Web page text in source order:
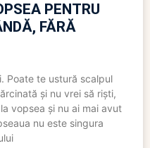
PENTRU
FĂRĂ
Poate te ustură scalpul
și nu vrei să riști,
vopsea și nu ai mai avut
nu este singura